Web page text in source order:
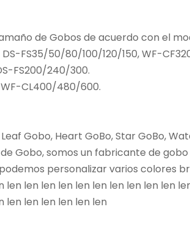
de Gobos de acuerdo con el
FS35/50/80/100/120/150, WF-
FS200/240/300.
WF-CL400/480/600.
Gobo, Heart GoBo, Star GoBo,
Gobo, somos un fabricante de
personalizar varios colores
len len len len len len len len len
len len len len len len